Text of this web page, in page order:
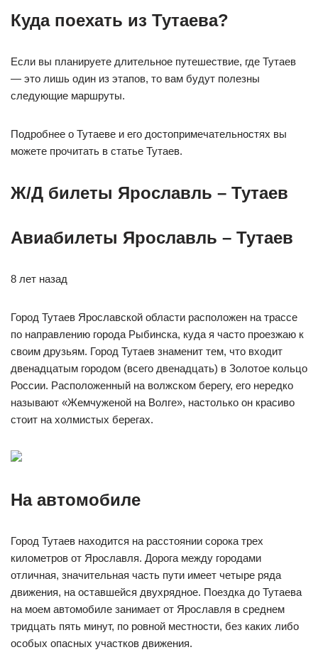
Куда поехать из Тутаева?
Если вы планируете длительное путешествие, где Тутаев
— это лишь один из этапов, то вам будут полезны
следующие маршруты.
Подробнее о Тутаеве и его достопримечательностях вы
можете прочитать в статье Тутаев.
Ж/Д билеты Ярославль – Тутаев
Авиабилеты Ярославль – Тутаев
8 лет назад
Город Тутаев Ярославской области расположен на трассе
по направлению города Рыбинска, куда я часто проезжаю к
своим друзьям. Город Тутаев знаменит тем, что входит
двенадцатым городом (всего двенадцать) в Золотое кольцо
России. Расположенный на волжском берегу, его нередко
называют «Жемчуженой на Волге», настолько он красиво
стоит на холмистых берегах.
На автомобиле
Город Тутаев находится на расстоянии сорока трех
километров от Ярославля. Дорога между городами
отличная, значительная часть пути имеет четыре ряда
движения, на оставшейся двухрядное. Поездка до Тутаева
на моем автомобиле занимает от Ярославля в среднем
тридцать пять минут, по ровной местности, без каких либо
особых опасных участков движения.